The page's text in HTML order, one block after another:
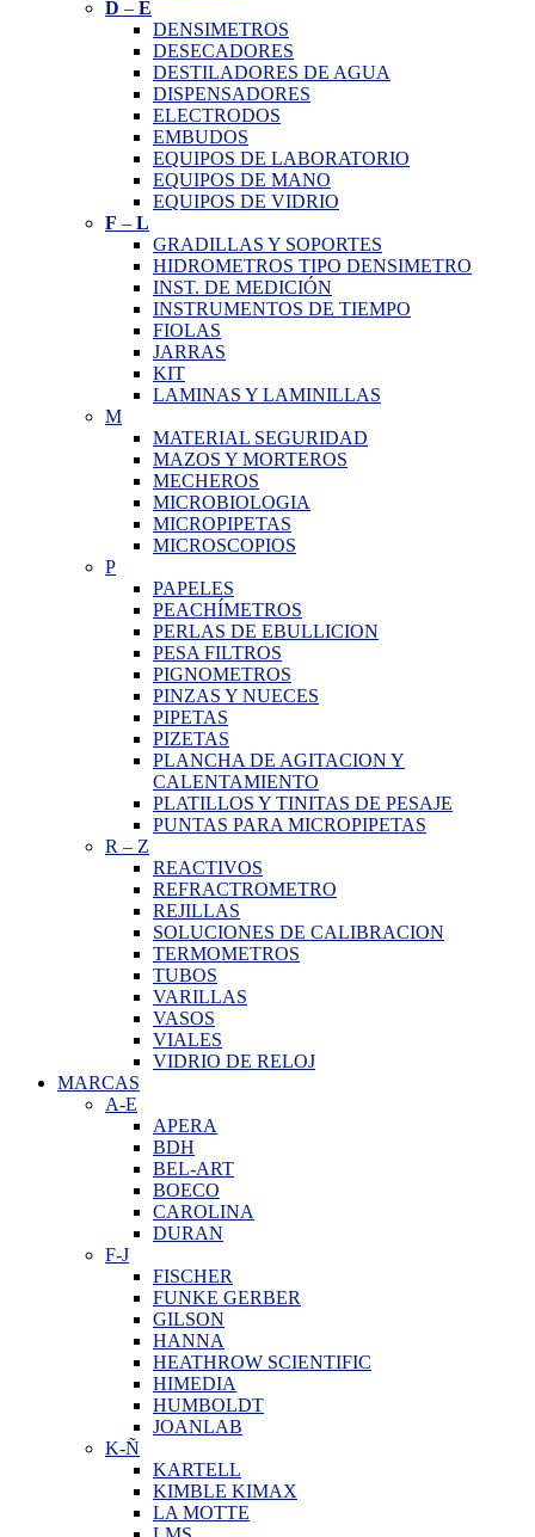
D – E
DENSIMETROS
DESECADORES
DESTILADORES DE AGUA
DISPENSADORES
ELECTRODOS
EMBUDOS
EQUIPOS DE LABORATORIO
EQUIPOS DE MANO
EQUIPOS DE VIDRIO
F – L
GRADILLAS Y SOPORTES
HIDROMETROS TIPO DENSIMETRO
INST. DE MEDICIÓN
INSTRUMENTOS DE TIEMPO
FIOLAS
JARRAS
KIT
LAMINAS Y LAMINILLAS
M
MATERIAL SEGURIDAD
MAZOS Y MORTEROS
MECHEROS
MICROBIOLOGIA
MICROPIPETAS
MICROSCOPIOS
P
PAPELES
PEACHÍMETROS
PERLAS DE EBULLICION
PESA FILTROS
PIGNOMETROS
PINZAS Y NUECES
PIPETAS
PIZETAS
PLANCHA DE AGITACION Y
CALENTAMIENTO
PLATILLOS Y TINITAS DE PESAJE
PUNTAS PARA MICROPIPETAS
R – Z
REACTIVOS
REFRACTROMETRO
REJILLAS
SOLUCIONES DE CALIBRACION
TERMOMETROS
TUBOS
VARILLAS
VASOS
VIALES
VIDRIO DE RELOJ
MARCAS
A-E
APERA
BDH
BEL-ART
BOECO
CAROLINA
DURAN
F-J
FISCHER
FUNKE GERBER
GILSON
HANNA
HEATHROW SCIENTIFIC
HIMEDIA
HUMBOLDT
JOANLAB
K-Ñ
KARTELL
KIMBLE KIMAX
LA MOTTE